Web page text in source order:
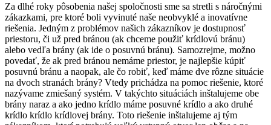
Za dlhé roky pôsobenia našej spoločnosti sme sa stretli s náročnými
zákazkami, pre ktoré boli vyvinuté naše neobvyklé a inovatívne
riešenia. Jedným z problémov našich zákazníkov je dostupnosť
priestoru, či už pred bránou (ak chceme použiť krídlovú bránu)
alebo vedľa brány (ak ide o posuvnú bránu). Samozrejme, možno
povedať, že ak pred bránou nemáme priestor, je najlepšie kúpiť
posuvnú bránu a naopak, ale čo robiť, keď máme dve rôzne situácie
na dvoch stranách brány? Vtedy prichádza na pomoc riešenie, ktoré
nazývame zmiešaný systém. V takýchto situáciách inštalujeme obe
brány naraz a ako jedno krídlo máme posuvné krídlo a ako druhé
krídlo krídlo krídlovej brány. Toto riešenie inštalujeme aj tým